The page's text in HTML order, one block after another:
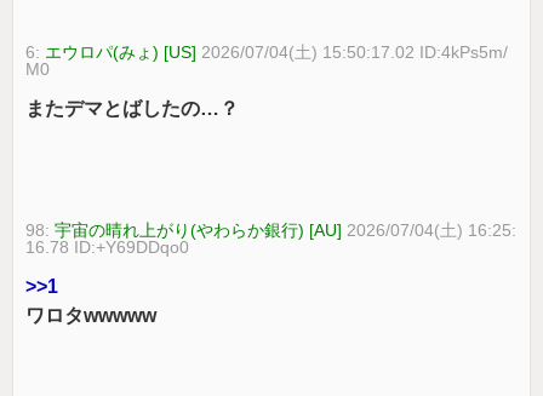
6: エウロパ(みょ) [US] 2026/07/04(土) 15:50:17.02 ID:4kPs5m/
M0
またデマとばしたの…？
98:宇宙の晴れ上がり(やわらか銀行) [AU] 2026/07/04(土) 16:25:
16.78 ID:+Y69DDqo0
>>1
ワロタwwwww